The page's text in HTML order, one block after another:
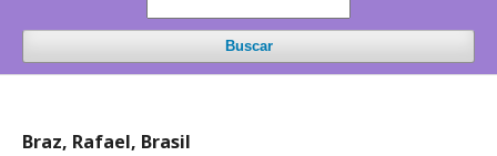
Buscar
Braz, Rafael, Brasil